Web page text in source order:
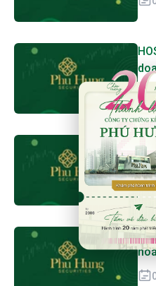
20 Năm Thành